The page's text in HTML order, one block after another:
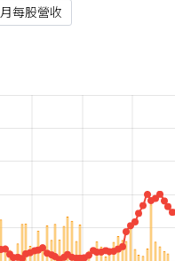
月每股營收